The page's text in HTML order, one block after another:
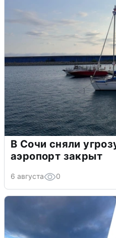
В Сочи сняли
аэропорт закрыт
6 августа 0